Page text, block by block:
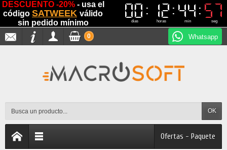
DESCUENTO -20% - usa el
código SATWEEK válido
sin pedido mínimo
00
00
dias
12
12
horas
44
44
min
56
56
seg
Whatsapp
OK
0
Ofertas - Paquete